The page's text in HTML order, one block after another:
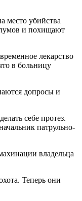
место убийства
и похищают
лекарство
в больницу
допросы и
себе протез.
патрульно-
владельца
Теперь они